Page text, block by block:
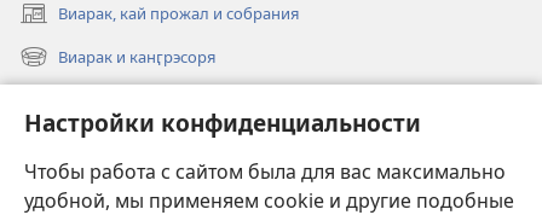
Настройки конфиденциальности
Чтобы работа с сайтом была для вас максимально
удобной, мы применяем cookie и другие подобные
Виарак, кай прожал и собрания
(открывается
в
новом
Виарак и канӷрэсоря
(открывается
в
новом
окне) Видео
Родэ